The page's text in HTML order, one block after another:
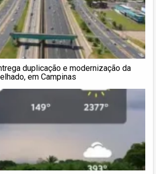
duplicação e modernização da
em Campinas